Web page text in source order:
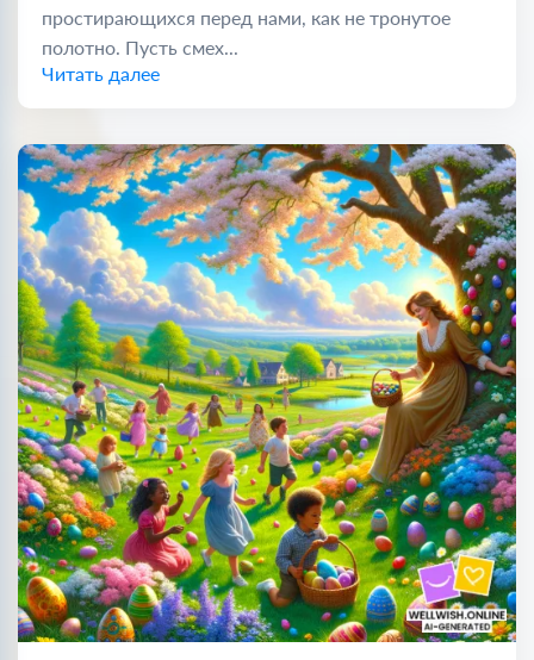
простирающихся перед нами, как не тронутое
полотно. Пусть смех...
Читать далее